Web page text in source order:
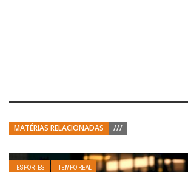
MATÉRIAS RELACIONADAS ///
ESPORTES TEMPO REAL